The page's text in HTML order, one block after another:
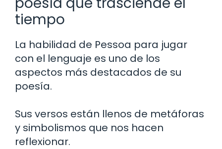
tiempo
La habilidad de Pessoa para jugar
con el lenguaje es uno de los
aspectos más destacados de su
poesía.
Sus versos están llenos de metáforas
y simbolismos que nos hacen
reflexionar.